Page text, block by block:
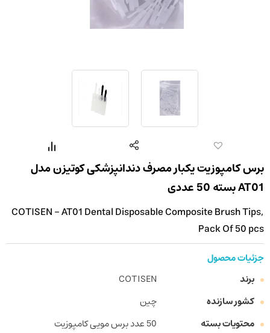
برس کامپوزیت یکبار مصرف دندانپزشکی کوتیزن مدل
AT01 بسته 50 عددی
COTISEN - AT01 Dental Disposable Composite Brush Tips,
Pack Of 50 pcs
جزئیات محصول
برند
COTISEN
کشور سازنده
چین
محتویات بسته
50 عدد برس مویی کامپوزیت